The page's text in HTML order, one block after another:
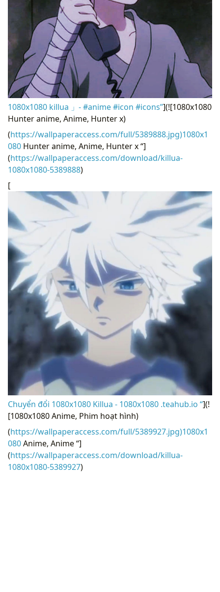
1080x1080 killua 」- #anime #icon #icons”](![1080x1080
Hunter anime, Anime, Hunter x)
(https://wallpaperaccess.com/full/5389888.jpg)1080x1
080 Hunter anime, Anime, Hunter x “]
(https://wallpaperaccess.com/download/killua-
1080x1080-5389888)
[
Chuyển đổi 1080x1080 Killua - 1080x1080 .teahub.io “](!
[1080x1080 Anime, Phim hoạt hình)
(https://wallpaperaccess.com/full/5389927.jpg)1080x1
080Anime, Anime “]
(https://wallpaperaccess.com/download/killua-
1080x1080-5389927)